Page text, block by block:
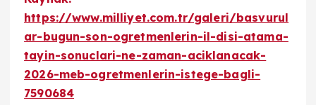
https://www.milliyet.com.tr/galeri/basvurul
ar-bugun-son-ogretmenlerin-il-disi-atama-
tayin-sonuclari-ne-zaman-aciklanacak-
2026-meb-ogretmenlerin-istege-bagli-
7590684